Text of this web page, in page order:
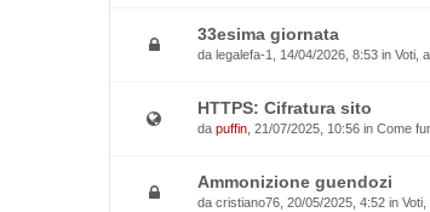
33esima giornata
da legalefa-1 , 14/04/2026, 8:53 in Voti,
HTTPS: Cifratura sito
da puffin , 21/07/2025, 10:56 in Come
Ammonizione guendozi
da cristiano76 , 20/05/2025, 4:52 in